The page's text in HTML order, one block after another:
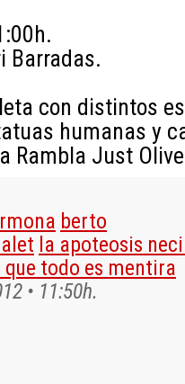
Barradas.
con distintos
humanas y
Rambla Just
berto
la apoteosis
que todo es mentira
• 11:50h.